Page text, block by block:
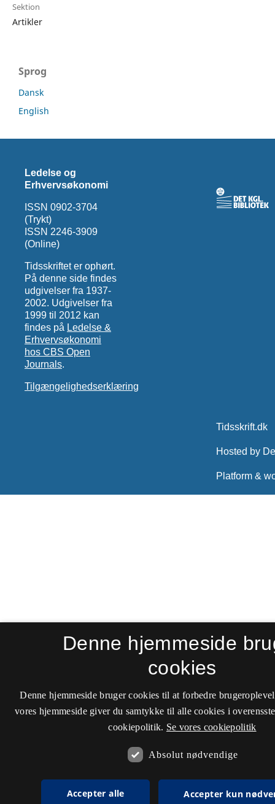
Sektion
Artikler
Sprog
Dansk
English
Ledelse og
Erhvervsøkonomi
ISSN 0902-3704
(Trykt)
ISSN 2246-3909
(Online)
Tidsskriftet er ophørt.
På denne side findes
udgivelser fra 1937-
2002. Udgivelser fra
1999 til 2012 kan
findes på Ledelse &
Erhvervsøkonomi
hos CBS Open
Journals.
Tilgængelighedserklæring
Denne hjemmeside
cookies
Denne hjemmeside bruger cookies til at forbedre
vores hjemmeside giver du samtykke til alle cookies i
cookiepolitik. Se vores cookiepolitik
Absolut nødvendige
Accepter alle Accepter kun